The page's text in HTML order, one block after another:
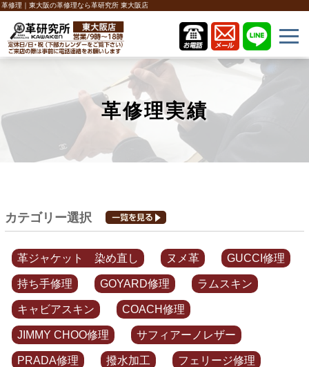
革修理｜東大阪の革修理なら革研究所 東大阪店
革修理実績
カテゴリー選択
革ジャケット 染め直し ヌメ革 GUCCI修理
持ち手修理 GOYARD修理 ラムスキン
キャビアスキン COACH修理
JIMMY CHOO修理 サフィアーノレザー
PRADA修理 撥水加工 フェリージ修理